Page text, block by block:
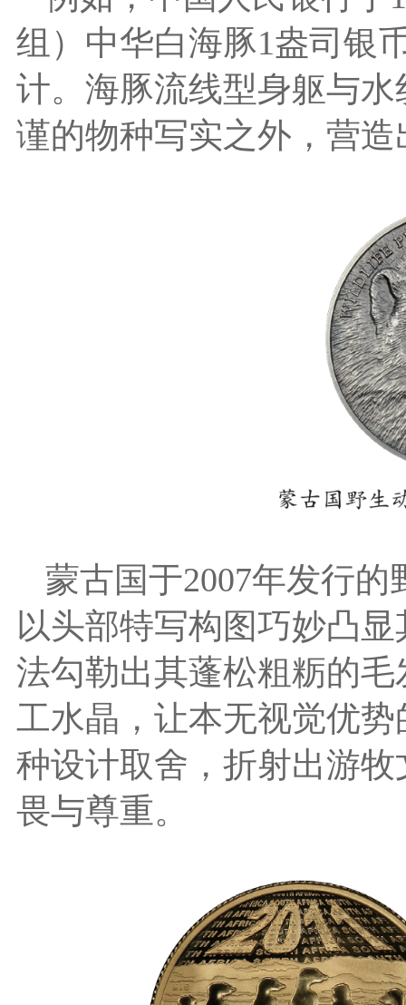
组）中华白海豚1盎司银
计。海豚流线型身躯与
谨的物种写实之外，营
蒙古国于2007年发行
以头部特写构图巧妙凸
法勾勒出其蓬松粗粝的
工水晶，让本无视觉优
种设计取舍，折射出游
畏与尊重。